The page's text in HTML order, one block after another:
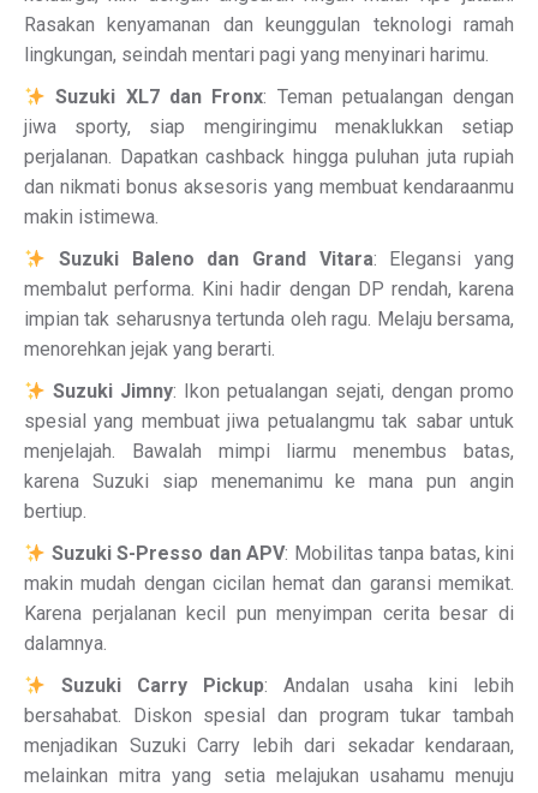
Rasakan kenyamanan dan keunggulan teknologi ramah
lingkungan, seindah mentari pagi yang menyinari harimu.
Suzuki XL7 dan Fronx: Teman petualangan dengan
jiwa sporty, siap mengiringimu menaklukkan setiap
perjalanan. Dapatkan cashback hingga puluhan juta rupiah
dan nikmati bonus aksesoris yang membuat kendaraanmu
makin istimewa.
Suzuki Baleno dan Grand Vitara: Elegansi yang
membalut performa. Kini hadir dengan DP rendah, karena
impian tak seharusnya tertunda oleh ragu. Melaju bersama,
menorehkan jejak yang berarti.
Suzuki Jimny: Ikon petualangan sejati, dengan promo
spesial yang membuat jiwa petualangmu tak sabar untuk
menjelajah. Bawalah mimpi liarmu menembus batas,
karena Suzuki siap menemanimu ke mana pun angin
bertiup.
Suzuki S-Presso dan APV: Mobilitas tanpa batas, kini
makin mudah dengan cicilan hemat dan garansi memikat.
Karena perjalanan kecil pun menyimpan cerita besar di
dalamnya.
Suzuki Carry Pickup: Andalan usaha kini lebih
bersahabat. Diskon spesial dan program tukar tambah
menjadikan Suzuki Carry lebih dari sekadar kendaraan,
melainkan mitra yang setia melajukan usahamu menuju